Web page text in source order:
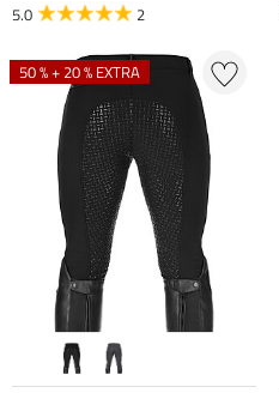
5.0 2
50 % + 20 % EXTRA